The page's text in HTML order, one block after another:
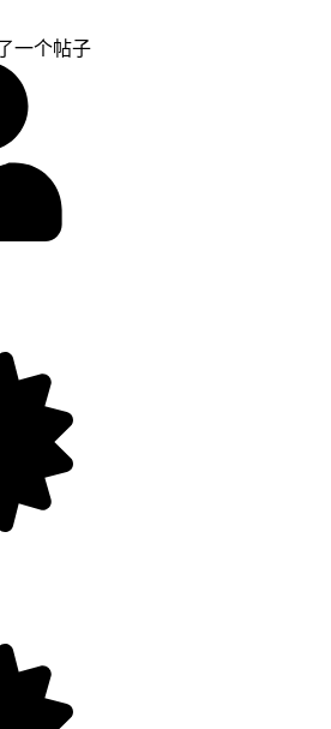
一个帖子